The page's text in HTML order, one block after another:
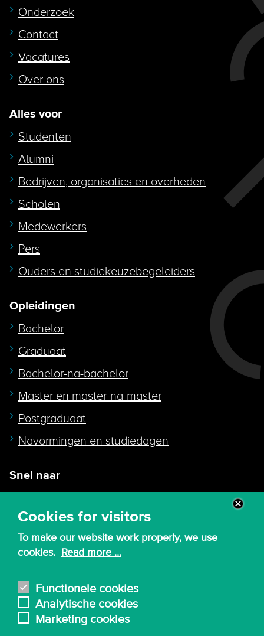
Cookies for visitors
To make our website work properly, we use
cookies. Read more ...
Functionele cookies
Analytische cookies
Marketing cookies
Onderzoek
Contact
Vacatures
Over ons
Alles voor
Studenten
Alumni
Bedrijven, organisaties en overheden
Scholen
Medewerkers
Pers
Ouders en studiekeuzebegeleiders
Opleidingen
Bachelor
Graduaat
Bachelor-na-bachelor
Master en master-na-master
Postgraduaat
Navormingen en studiedagen
Snel naar
Webmail
Canvas
Bibliotheek
English